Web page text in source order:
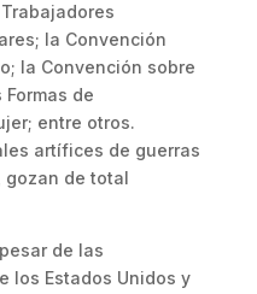
la Convención
la Convención sobre
de
entre otros.
artífices de guerras
gozan de total
de las
los Estados Unidos y